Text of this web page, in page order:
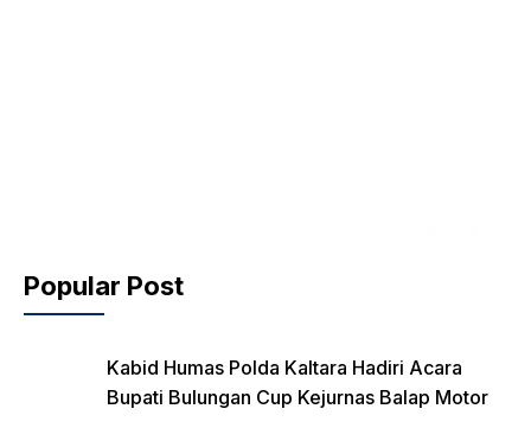
Popular Post
Kabid Humas Polda Kaltara Hadiri Acara
Bupati Bulungan Cup Kejurnas Balap Motor